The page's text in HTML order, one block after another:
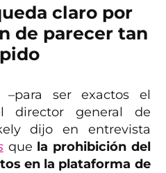
claro por
de parecer tan
–para ser exactos el
director general de
dijo en entrevista
que la prohibición del
en la plataforma de